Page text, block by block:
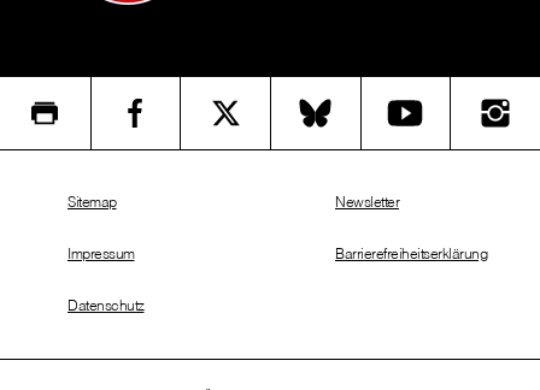
Sitemap
Impressum
Datenschutz
Newsletter
Barrierefreiheitserklärung